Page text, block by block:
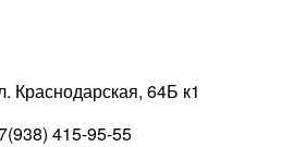
Краснодарская, 64Б к1
415-95-55